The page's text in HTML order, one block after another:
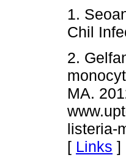
1.
Chil
2.
MA.
listeria-
[ Links ]